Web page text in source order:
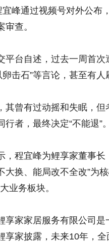
峰通过视频号对外公布
审查。
平台自述，过去一周首次
卵击石”等言论，甚至有人
其曾有过动摇和失眠，
行者，最终决定“不能退”。
，程宜峰为鲤享家董事
大换、能局改不全改”为
业务板块。
享家家居服务有限公司
享家披露，未来10年，